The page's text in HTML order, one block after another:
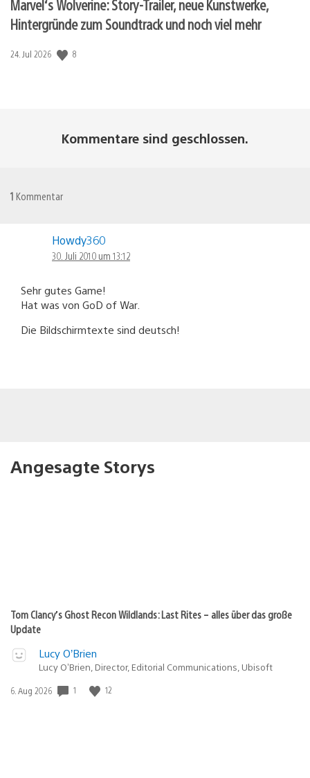
Marvel‘s Wolverine: Story-Trailer, neue Kunstwerke,
Hintergründe zum Soundtrack und noch viel mehr
Veröffentlichungsdatum:
24. Jul 2026 8
Kommentare sind geschlossen.
1 Kommentar
Howdy360
30. Juli 2010 um 13:12
Sehr gutes Game!
Hat was von GoD of War.
Die Bildschirmtexte sind deutsch!
Angesagte Storys
Tom Clancy’s Ghost Recon Wildlands: Last Rites – alles über das große
Update
Lucy O’Brien
Lucy O’Brien, Director, Editorial Communications, Ubisoft
Veröffentlichungsdatum:
6. Aug 2026 1 12